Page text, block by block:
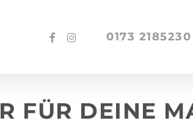
facebookinstagram0173 2185230
FÜR DEINE